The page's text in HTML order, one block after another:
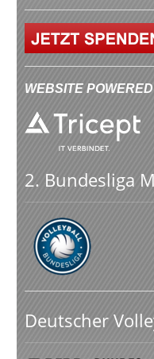
WEBSITE
2. Bundesliga
Deutscher